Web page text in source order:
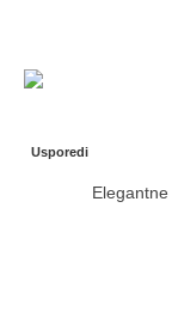
Usporedi